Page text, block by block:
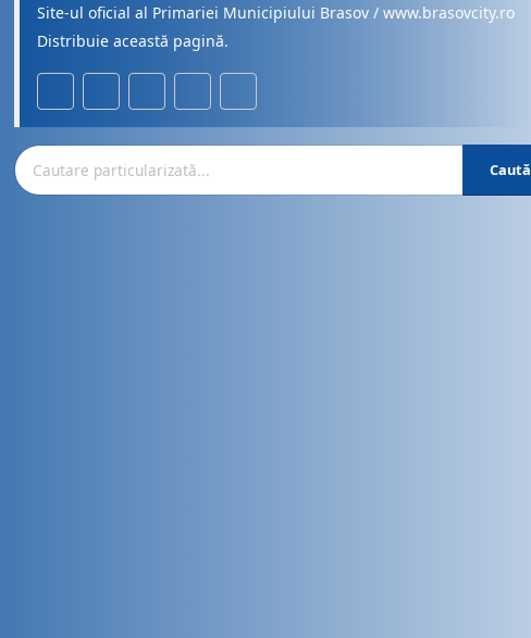
Site-ul oficial al Primariei Municipiului Brasov / www.brasovcity.ro
Distribuie această pagină.
Caută